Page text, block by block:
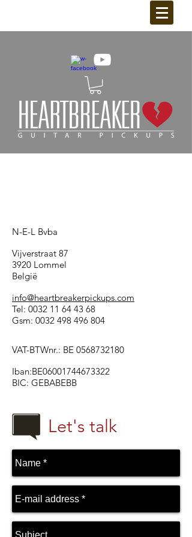
N-E-L Bvba
Vijverstraat 87
3920 Lommel
België
info@heartbreakerpickups.com
Tel: 0032 11 64 43 68
Gsm: 0032 498 496 804
VAT-BTWnr.: BE 0568732180
Iban:BE06001744673322
BIC: GEBABEBB
Let's talk